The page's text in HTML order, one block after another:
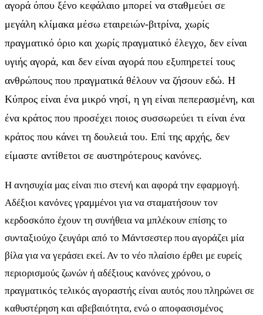
αγορά όπου ξένο κεφάλαιο μπορεί να σταθμεύει σε
μεγάλη κλίμακα μέσω εταιρειών-βιτρίνα, χωρίς
πραγματικό όριο και χωρίς πραγματικό έλεγχο, δεν είναι
υγιής αγορά, και δεν είναι αγορά που εξυπηρετεί τους
ανθρώπους που πραγματικά θέλουν να ζήσουν εδώ. Η
Κύπρος είναι ένα μικρό νησί, η γη είναι πεπερασμένη, και
ένα κράτος που προσέχει ποιος συσσωρεύει τι είναι ένα
κράτος που κάνει τη δουλειά του. Επί της αρχής, δεν
είμαστε αντίθετοι σε αυστηρότερους κανόνες.
Η ανησυχία μας είναι πιο στενή και αφορά την εφαρμογή.
Αδέξιοι κανόνες γραμμένοι για να σταματήσουν τον
κερδοσκόπο έχουν τη συνήθεια να μπλέκουν επίσης το
συνταξιούχο ζευγάρι από το Μάντσεστερ που αγοράζει μία
βίλα για να γεράσει εκεί. Αν το νέο πλαίσιο έρθει με ευρείς
περιορισμούς ζωνών ή αδέξιους κανόνες χρόνου, ο
πραγματικός τελικός αγοραστής είναι αυτός που πληρώνει σε
καθυστέρηση και αβεβαιότητα, ενώ ο αποφασισμένος